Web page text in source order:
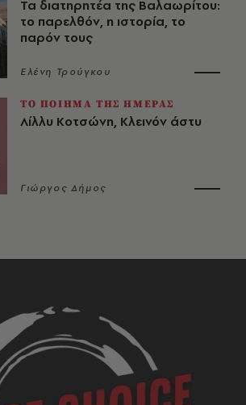
Τα διατηρητέα της Βαλαωρίτου:
το παρελθόν, η ιστορία, το
παρόν τους
Ελένη Τρούγκου
ΤΟ ΠΟΙΗΜΑ ΤΗΣ ΗΜΕΡΑΣ
Λίλλυ Κοτσώνη, Κλεινόν άστυ
Γιώργος Δήμος